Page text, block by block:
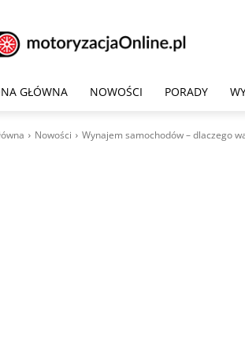
GŁÓWNA NOWOŚCI PORADY
Nowości Wynajem samochodów – dlaczego